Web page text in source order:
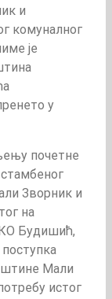
и
комуналног
је
у
почетне
Зворник и
на
КО Будишић,
Мали
истог